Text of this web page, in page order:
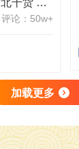
评论：50w+
加载更多